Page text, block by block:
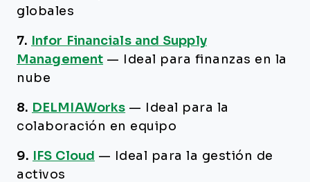
globales
7.
Infor Financials and Supply
Management —
Ideal para finanzas en la
nube
8. DELMIAWorks —
Ideal para la
colaboración en equipo
9. IFS Cloud —
Ideal para la gestión de
activos